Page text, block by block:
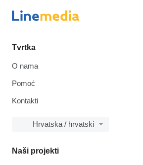
Tvrtka
O nama
Pomoć
Kontakti
Hrvatska / hrvatski
Naši projekti